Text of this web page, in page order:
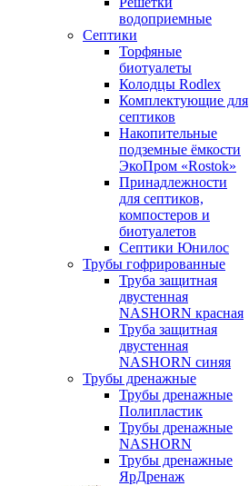
водоприемные
Септики
Торфяные
биотуалеты
Колодцы Rodlex
Комплектующие для
септиков
Накопительные
подземные ёмкости
ЭкоПром «Rostok»
Принадлежности
для септиков,
компостеров и
биотуалетов
Септики Юнилос
Трубы гофрированные
Труба защитная
двустенная
NASHORN красная
Труба защитная
двустенная
NASHORN синяя
Трубы дренажные
Трубы дренажные
Полипластик
Трубы дренажные
NASHORN
Трубы дренажные
ЯрДренаж